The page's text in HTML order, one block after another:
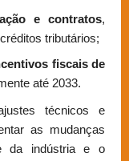
e contratos,
tributários;
fiscais de
até 2033.
técnicos e
as mudanças
da indústria e o